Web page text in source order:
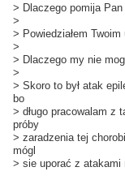
> Dlaczego pomija
>
> Powiedziałem
>
> Dlaczego my nie
>
> Skoro to był atak
bo
> długo pracowalam z
próby
> zaradzenia tej
mógl
> sie uporać z atakami